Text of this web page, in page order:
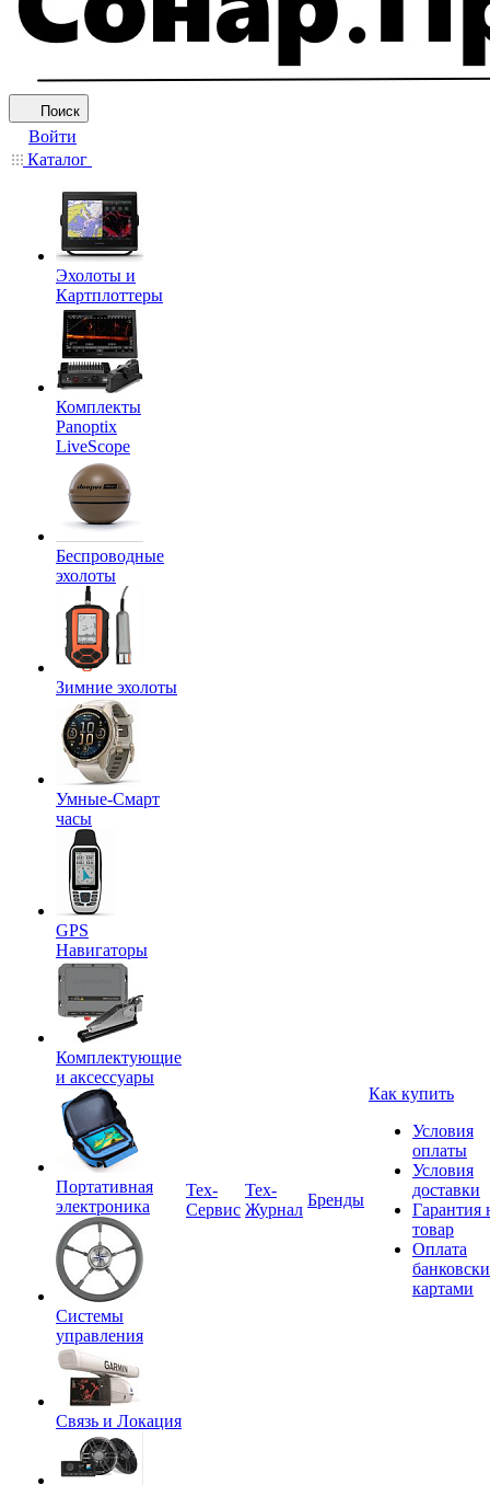
Поиск
Войти
Каталог
Эхолоты и
Картплоттеры
Комплекты
Panoptix
LiveScope
Беспроводные
эхолоты
Зимние эхолоты
Умные-Смарт
часы
GPS
Навигаторы
Комплектующие
и аксессуары
Портативная
электроника
Системы
управления
Связь и Локация
Tex-
Сервис
Тех-
Журнал
Бренды
Как купить
Условия
оплаты
Условия
доставки
Гарантия
товар
Оплата
картами